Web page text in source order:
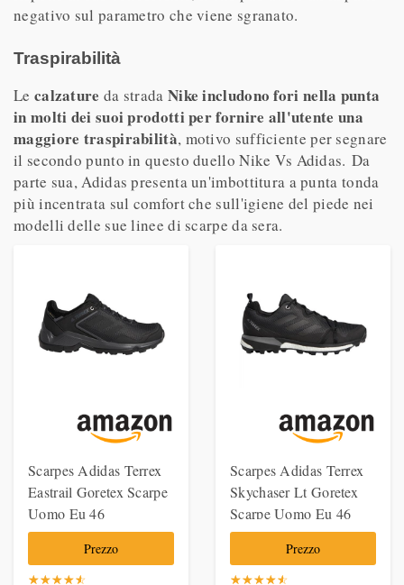
negativo sul parametro che viene sgranato.
Traspirabilità
Le calzature da strada Nike includono fori nella punta
in molti dei suoi prodotti per fornire all'utente una
maggiore traspirabilità, motivo sufficiente per segnare
il secondo punto in questo duello Nike Vs Adidas. Da
parte sua, Adidas presenta un'imbottitura a punta tonda
più incentrata sul comfort che sull'igiene del piede nei
modelli delle sue linee di scarpe da sera.
Scarpes Adidas Terrex
Eastrail Goretex Scarpe
Uomo Eu 46
Prezzo
☆☆☆☆☆
★★★★★
Scarpes Adidas Terrex
Skychaser Lt Goretex
Scarpe Uomo Eu 46
Prezzo
☆☆☆☆☆
★★★★★